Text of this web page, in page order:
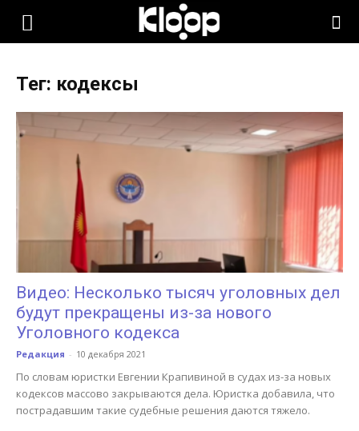
KLOOP.KG
Кыргызстана
Тег: кодексы
Видео: Несколько тысяч уголовных дел
будут прекращены из-за нового
Уголовного кодекса
Редакция - 10 декабря 2021
По словам юристки Евгении Крапивиной в судах из-за новых
кодексов массово закрываются дела. Юристка добавила, что
пострадавшим такие судебные решения даются тяжело.